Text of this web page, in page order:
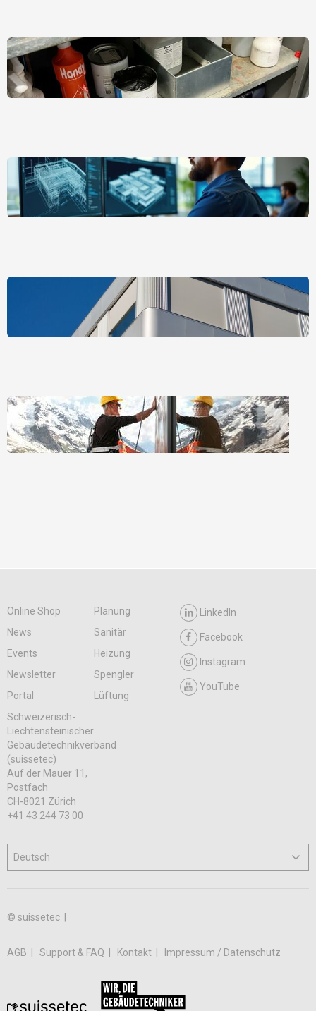
Online Shop
Planung
News
Sanitär
Events
Heizung
Newsletter
Spengler
Portal
Lüftung
LinkedIn
Facebook
Instagram
YouTube
Schweizerisch-
Liechtensteinischer
Gebäudetechnikverband
(suissetec)
Auf der Mauer 11,
Postfach
CH-8021 Zürich
+41 43 244 73 00
© suissetec |
AGB Support & FAQ Kontakt Impressum / Datenschutz